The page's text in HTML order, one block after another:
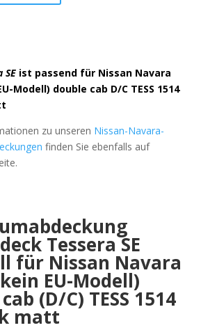
SE ist passend für Nissan Navara
Modell) double cab D/C TESS 1514
zu unseren Nissan-Navara-
finden Sie ebenfalls auf
Tessera SE
für Nissan Navara
EU-Modell)
(D/C) TESS 1514
matt